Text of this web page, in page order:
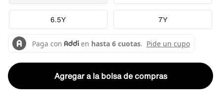
6.5Y 7Y
Agregar a la bolsa de compras